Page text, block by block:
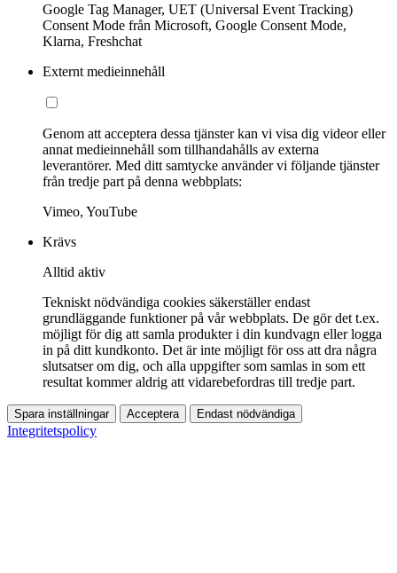
Google Tag Manager, UET (Universal Event Tracking)
Consent Mode från Microsoft, Google Consent Mode,
Klarna, Freshchat
Externt medieinnehåll
Genom att acceptera dessa tjänster kan vi visa dig videor eller
annat medieinnehåll som tillhandahålls av externa
leverantörer. Med ditt samtycke använder vi följande tjänster
från tredje part på denna webbplats:
Vimeo, YouTube
Krävs
Alltid aktiv
Tekniskt nödvändiga cookies säkerställer endast
grundläggande funktioner på vår webbplats. De gör det t.ex.
möjligt för dig att samla produkter i din kundvagn eller logga
in på ditt kundkonto. Det är inte möjligt för oss att dra några
slutsatser om dig, och alla uppgifter som samlas in som ett
resultat kommer aldrig att vidarebefordras till tredje part.
Spara inställningar Acceptera Endast nödvändiga
Integritetspolicy